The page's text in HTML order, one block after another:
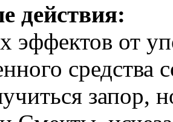
действия:
эффектов от
запор,